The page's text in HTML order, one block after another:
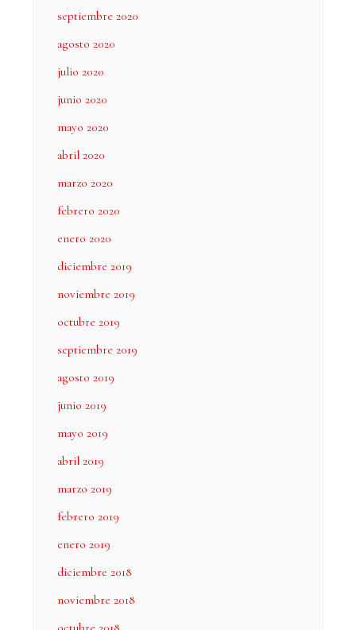
septiembre 2020
agosto 2020
julio 2020
junio 2020
mayo 2020
abril 2020
marzo 2020
febrero 2020
enero 2020
diciembre 2019
noviembre 2019
octubre 2019
septiembre 2019
agosto 2019
junio 2019
mayo 2019
abril 2019
marzo 2019
febrero 2019
enero 2019
diciembre 2018
noviembre 2018